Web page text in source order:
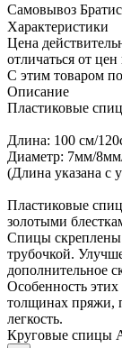
Самовывоз
Характеристики
Цена
отличаться от
С этим товаром
Описание
Пластиковые
Длина: 100 см/
Диаметр: 7мм/
(Длина указана с
Пластиковые
золотыми
Спицы скреплены
трубочкой.
дополнительное
Особенность
толщинах пряжи,
легкость.
Круговые спицы